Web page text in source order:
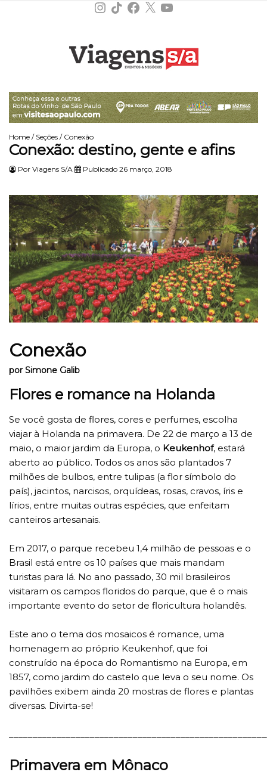
Instagram
TikTokFacebook
X YouTube
Home / Seções / Conexão
Conexão: destino, gente e afins
Por Viagens S/A Publicado 26 março, 2018
Conexão
por Simone Galib
Flores e romance na Holanda
Se você gosta de flores, cores e perfumes, escolha
viajar à Holanda na primavera. De 22 de março a 13 de
maio, o maior jardim da Europa, o Keukenhof, estará
aberto ao público. Todos os anos são plantados 7
milhões de bulbos, entre tulipas (a flor símbolo do
país), jacintos, narcisos, orquídeas, rosas, cravos, íris e
lírios, entre muitas outras espécies, que enfeitam
canteiros artesanais.
Em 2017, o parque recebeu 1,4 milhão de pessoas e o
Brasil está entre os 10 países que mais mandam
turistas para lá. No ano passado, 30 mil brasileiros
visitaram os campos floridos do parque, que é o mais
importante evento do setor de floricultura holandês.
Este ano o tema dos mosaicos é romance, uma
homenagem ao próprio Keukenhof, que foi
construído na época do Romantismo na Europa, em
1857, como jardim do castelo que leva o seu nome. Os
pavilhões exibem ainda 20 mostras de flores e plantas
diversas. Divirta-se!
Primavera em Mônaco